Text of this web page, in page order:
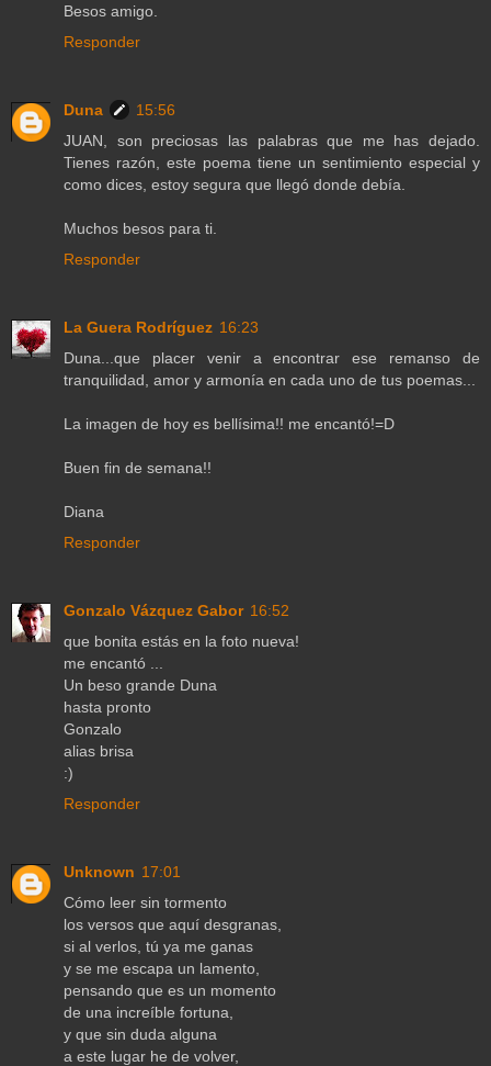
Besos amigo.
Responder
Duna
15:56
JUAN, son preciosas las palabras que me has dejado.
Tienes razón, este poema tiene un sentimiento especial y
como dices, estoy segura que llegó donde debía.
Muchos besos para ti.
Responder
La Guera Rodríguez 16:23
Duna...que placer venir a encontrar ese remanso de
tranquilidad, amor y armonía en cada uno de tus poemas...
La imagen de hoy es bellísima!! me encantó!=D
Buen fin de semana!!
Diana
Responder
Gonzalo Vázquez Gabor 16:52
que bonita estás en la foto nueva!
me encantó ...
Un beso grande Duna
hasta pronto
Gonzalo
alias brisa
:)
Responder
Unknown 17:01
Cómo leer sin tormento
los versos que aquí desgranas,
si al verlos, tú ya me ganas
y se me escapa un lamento,
pensando que es un momento
de una increíble fortuna,
y que sin duda alguna
a este lugar he de volver,